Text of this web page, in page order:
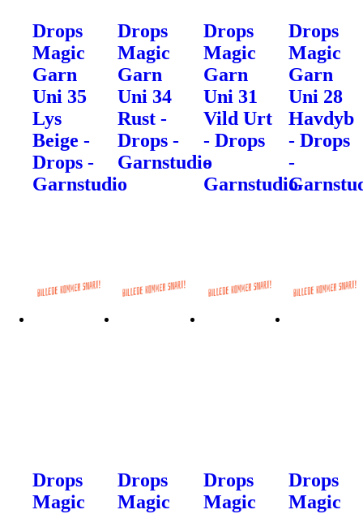
Drops
Magic
Garn
Uni 35
Lys
Beige -
Drops -
Garnstudio
Drops
Magic
Garn
Uni 34
Rust -
Drops -
Garnstudio
Drops
Magic
Garn
Uni 31
Vild Urt
- Drops
-
Garnstudio
Drops
Magic
Garn
Uni 28
Havdyb
- Drops
-
Drops
Magic
Drops
Magic
Drops
Magic
Drops
Magic